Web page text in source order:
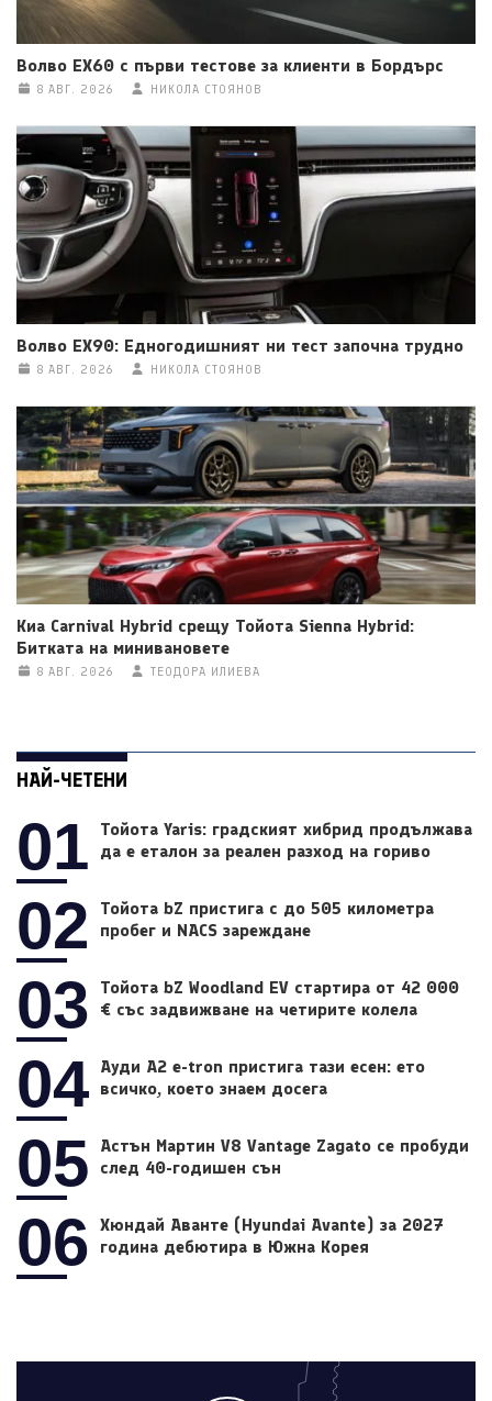
Волво EX60 с първи тестове за клиенти в Бордърс
8 АВГ. 2026 НИКОЛА СТОЯНОВ
Волво EX90: Едногодишният ни тест започна трудно
8 АВГ. 2026 НИКОЛА СТОЯНОВ
Киа Carnival Hybrid срещу Тойота Sienna Hybrid:
Битката на минивановете
8 АВГ. 2026 ТЕОДОРА ИЛИЕВА
НАЙ-ЧЕТЕНИ
01
Тойота Yaris: градският хибрид продължава
да е еталон за реален разход на гориво
02
Тойота bZ пристига с до 505 километра
пробег и NACS зареждане
03
Тойота bZ Woodland EV стартира от 42 000
€ със задвижване на четирите колела
04 Ауди A2 e-tron пристига тази есен: ето
всичко, което знаем досега
05
Астън Мартин V8 Vantage Zagato се пробуди
след 40-годишен сън
06
Хюндай Аванте (Hyundai Avante) за 2027
година дебютира в Южна Корея